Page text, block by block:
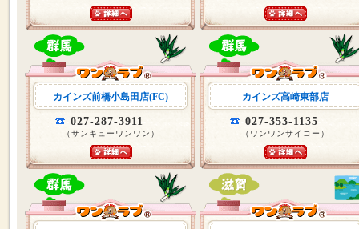
カインズ前橋小島田店(FC)
027-287-3911
（サンキューワンワン）
カインズ高崎東部店
027-353-1135
（ワンワンサイコー）